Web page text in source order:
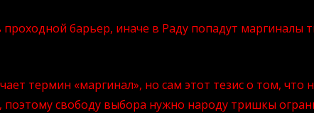
барьер, иначе в Раду попадут маргиналы
термин «маргинал», но сам этот тезис о том, что
свободу выбора нужно народу тришкы